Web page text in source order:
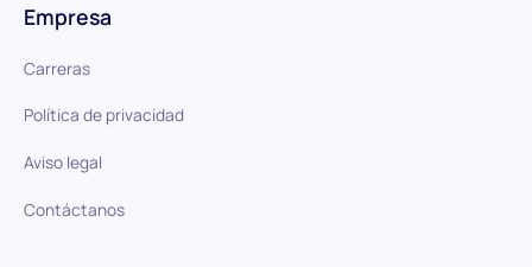
Empresa
Carreras
Política de privacidad
Aviso legal
Contáctanos